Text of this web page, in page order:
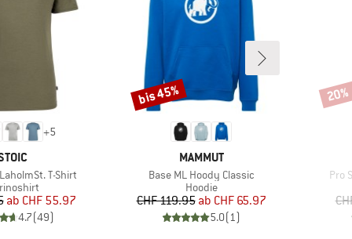
+5
T-Shirt
Preis
reduzierter Preis
ab CHF 55.97
4.7(49)
MARKE
MAMMUT
Artikel
Base ML Hoody Classic
Produktgruppe
Hoodie
Preis
CHF 119.95 reduzierter Preis
ab CHF 65.97
5.0(1)
Rabatt
bis 45%
Pro
20%